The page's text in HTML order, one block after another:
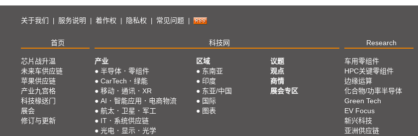
关于我们 服务说明 着作权 隐私权 常见问题
首页 科技网 Research
芯片战升温
未来车供应链
苹果供应链
产业九宫格
科技椽送门
展会
修订与更新
产业
● 半导体．零组件
● CarTech．绿能
● 移动．通讯．XR
● AI．智能应用．电商物流
● 航太．卫星．军工
● IT．系统供应链
● 光电．显示．光学
区域
● 东南亚
● 印度
● 东亚/中国
● 国际
● 图表
议题
观点
商情
展会专区
车用零组件
HPC关键零组件
边缘运算
化合物/功率半导体
Green Tech
EV Focus
新兴科技
亚洲供应链